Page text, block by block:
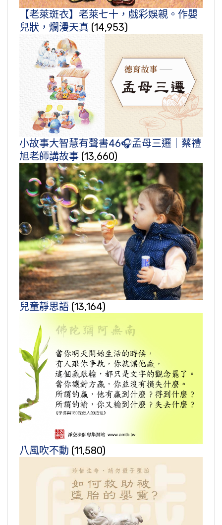
【老萊斑衣】老萊七十，戲彩娛親。作嬰
兒狀，爛漫天真 (14,953)
小故事大智慧有聲書46🎧孟母三遷｜蔡禮
旭老師講故事 (13,660)
兒童靜思語 (13,164)
八風吹不動 (11,580)